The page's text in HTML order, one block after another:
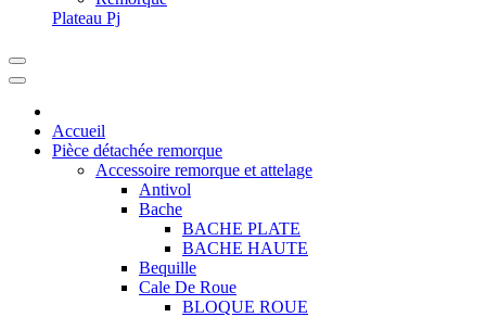
Plateau Pj
Accueil
Pièce détachée remorque
Accessoire remorque et attelage
Antivol
Bache
BACHE PLATE
BACHE HAUTE
Bequille
Cale De Roue
BLOQUE ROUE